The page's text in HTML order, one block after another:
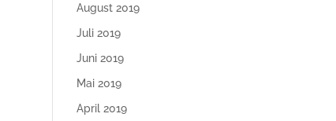
August 2019
Juli 2019
Juni 2019
Mai 2019
April 2019